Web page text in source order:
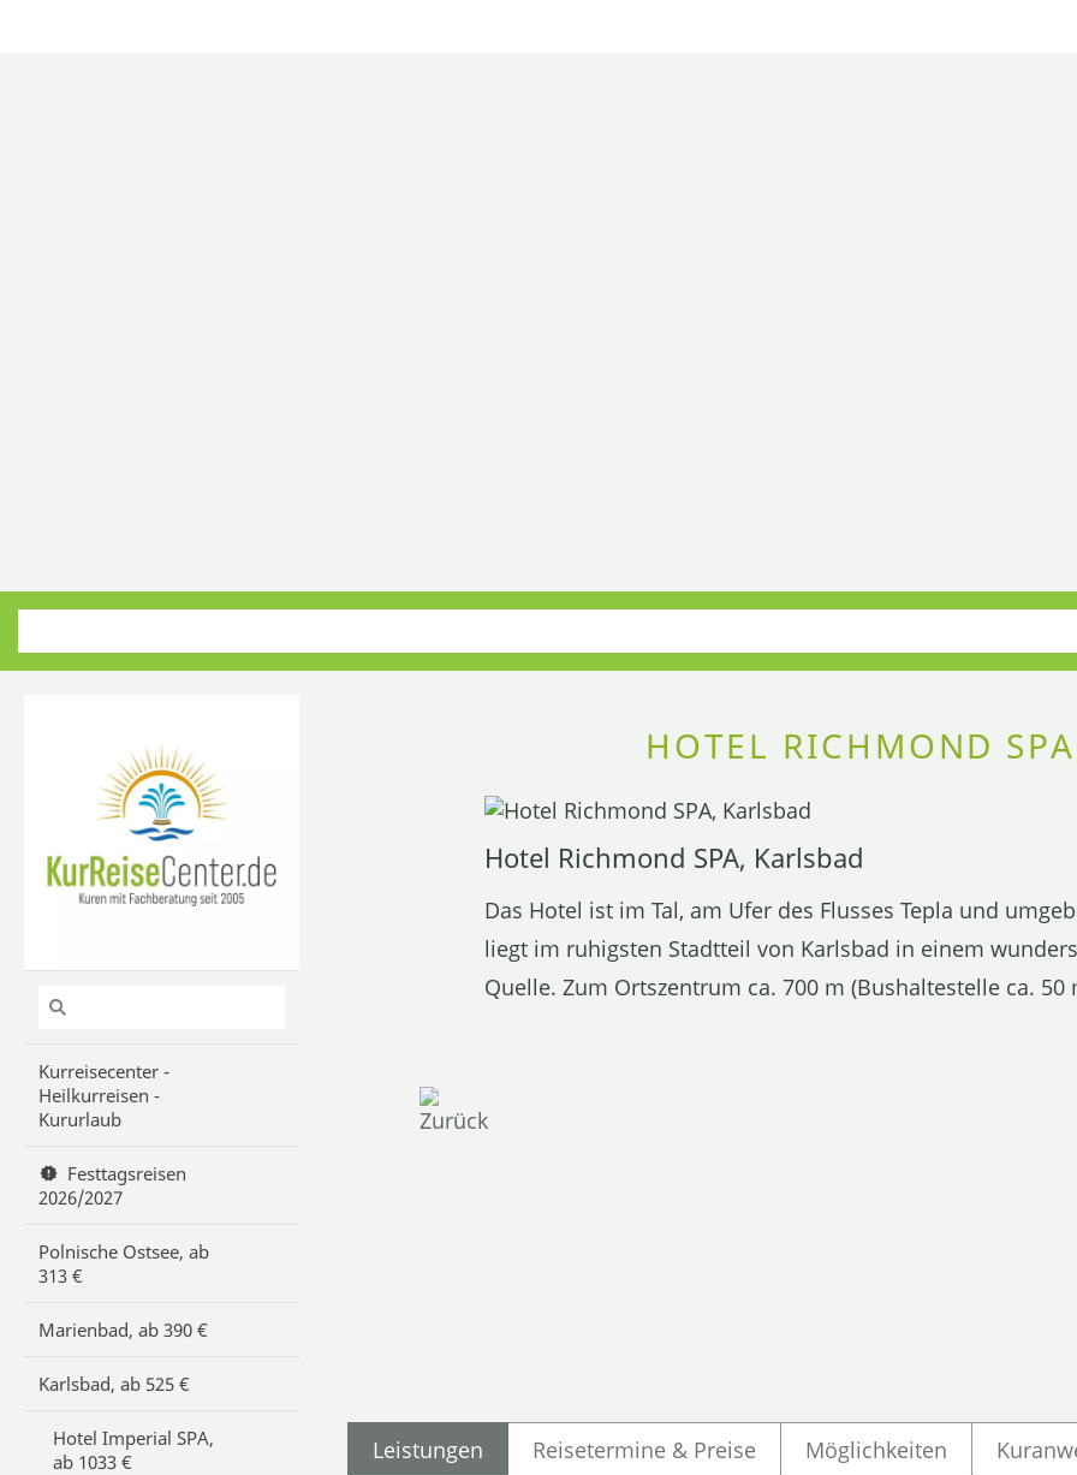
Kurreisecenter -
Heilkurreisen -
Kururlaub
Festtagsreisen
2026/2027
Polnische Ostsee, ab
313 €
Marienbad, ab 390 €
Karlsbad, ab 525 €
Hotel Imperial SPA,
ab 1033 €
HOTEL RICHMOND
Hotel Richmond SPA, Karlsbad
Das Hotel ist im Tal, am Ufer des Flusses Tepla und
liegt im ruhigsten Stadtteil von Karlsbad in einem
Quelle. Zum Ortszentrum ca. 700 m (Bushaltestelle ca. 50
Leistungen Reisetermine & Preise Möglichkeiten